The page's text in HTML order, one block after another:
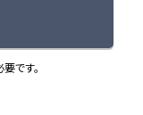
です。